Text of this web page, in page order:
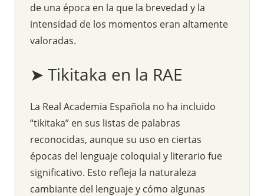
de una época en la que la brevedad y la
intensidad de los momentos eran altamente
valoradas.
➤ Tikitaka en la RAE
La Real Academia Española no ha incluido
“tikitaka” en sus listas de palabras
reconocidas, aunque su uso en ciertas
épocas del lenguaje coloquial y literario fue
significativo. Esto refleja la naturaleza
cambiante del lenguaje y cómo algunas